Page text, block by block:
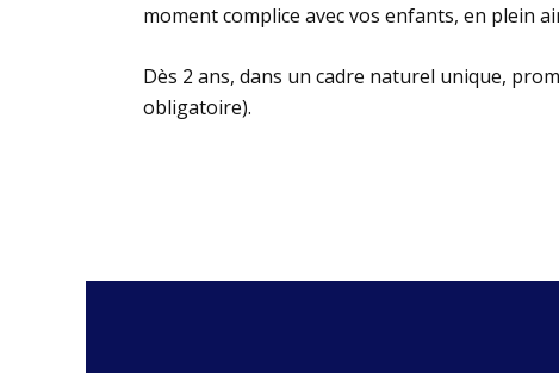
moment complice avec vos enfants, en plein
Dès 2 ans, dans un cadre naturel unique,
obligatoire).